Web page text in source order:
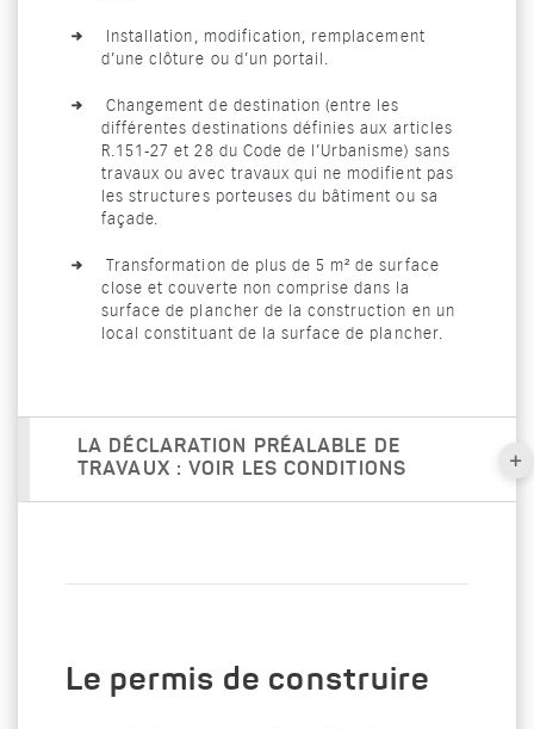
Installation, modification, remplacement
d’une clôture ou d’un portail.
Changement de destination (entre les
différentes destinations définies aux articles
R.151-27 et 28 du Code de l’Urbanisme) sans
travaux ou avec travaux qui ne modifient pas
les structures porteuses du bâtiment ou sa
façade.
Transformation de plus de 5 m² de surface
close et couverte non comprise dans la
surface de plancher de la construction en un
local constituant de la surface de plancher.
LA DÉCLARATION PRÉALABLE DE
TRAVAUX : VOIR LES CONDITIONS
Le permis de construire